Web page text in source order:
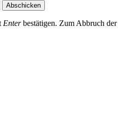
Abschicken
Enterbestätigen. Zum Abbruch der